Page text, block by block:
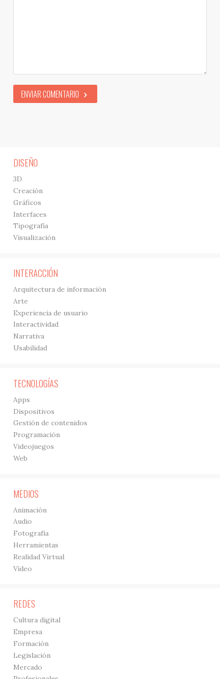
ENVIAR COMENTARIO
DISEÑO
3D
Creación
Gráficos
Interfaces
Tipografía
Visualización
INTERACCIÓN
Arquitectura de información
Arte
Experiencia de usuario
Interactividad
Narrativa
Usabilidad
TECNOLOGÍAS
Apps
Dispositivos
Gestión de contenidos
Programación
Videojuegos
Web
MEDIOS
Animación
Audio
Fotografía
Herramientas
Realidad Virtual
Vídeo
REDES
Cultura digital
Empresa
Formación
Legislación
Mercado